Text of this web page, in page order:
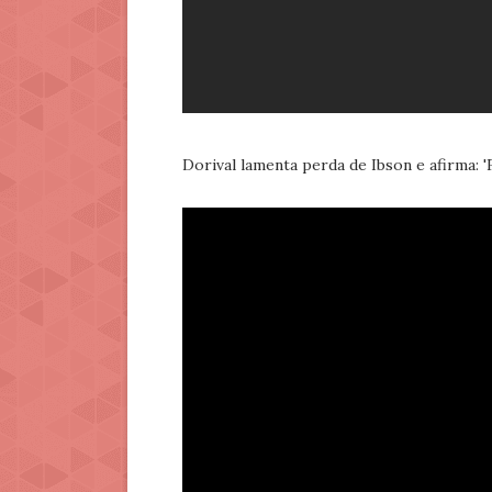
Dorival lamenta perda de Ibson e afirma: